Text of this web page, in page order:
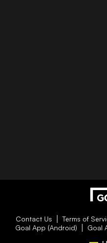
Contact Us Terms of
Goal App (Android)
Goal